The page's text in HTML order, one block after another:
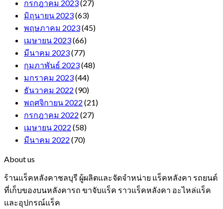
กรกฎาคม 2023(27)
มิถุนายน 2023(63)
พฤษภาคม 2023(45)
เมษายน 2023(66)
มีนาคม 2023(77)
กุมภาพันธ์ 2023(48)
มกราคม 2023(44)
ธันวาคม 2022 (90)
พฤศจิกายน 2022 (21)
กรกฎาคม 2022 (27)
เมษายน 2022 (58)
มีนาคม 2022 (70)
About us
ร้านแร็คหลังคาชลบุรี ผู้ผลิตและจัดจำหน่าย แร็คหลังคา รถยนต์
ที่เก็บของบนหลังคารถ ขาจับแร็ค ราวแร็คหลังคา อะไหล่แร็ค
และอุปกรณ์แร็ค